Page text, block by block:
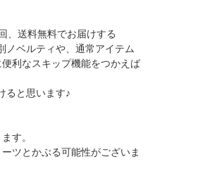
、送料無料でお届けする
ノベルティや、通常アイテム
利なスキップ機能をつかえば
ると思います♪
す。
ツとかぶる可能性がございま